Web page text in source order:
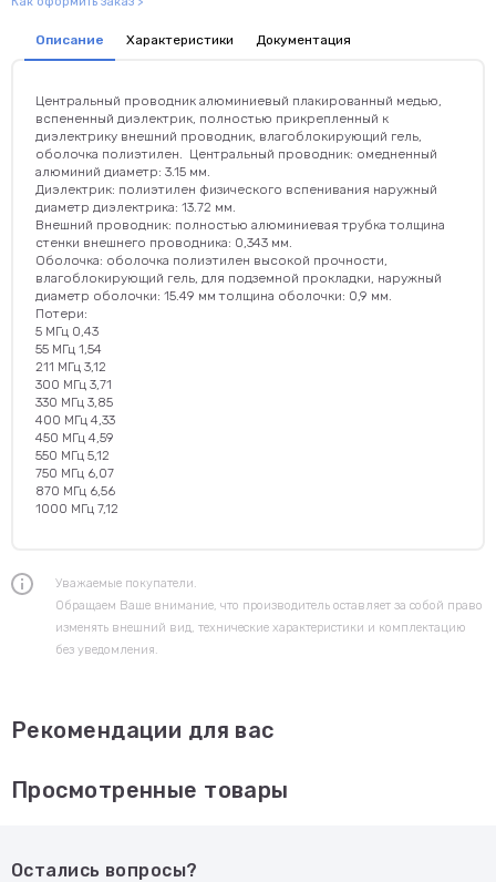
Описание Характеристики Документация
Центральный проводник алюминиевый плакированный медью,
вспененный диэлектрик, полностью прикрепленный к
диэлектрику внешний проводник, влагоблокирующий гель,
оболочка полиэтилен. Центральный проводник: омедненный
алюминий диаметр: 3.15 мм.
Диэлектрик: полиэтилен физического вспенивания наружный
диаметр диэлектрика: 13.72 мм.
Внешний проводник: полностью алюминиевая трубка толщина
стенки внешнего проводника: 0,343 мм.
Оболочка: оболочка полиэтилен высокой прочности,
влагоблокирующий гель, для подземной прокладки, наружный
диаметр оболочки: 15.49 мм толщина оболочки: 0,9 мм.
Потери:
5 МГц 0,43
55 МГц 1,54
211 МГц 3,12
300 МГц 3,71
330 МГц 3,85
400 МГц 4,33
450 МГц 4,59
550 МГц 5,12
750 МГц 6,07
870 МГц 6,56
1000 МГц 7,12
Уважаемые покупатели.
Обращаем Ваше внимание, что производитель оставляет за собой право
изменять внешний вид, технические характеристики и комплектацию
без уведомления.
Рекомендации для вас
Просмотренные товары
Остались вопросы?